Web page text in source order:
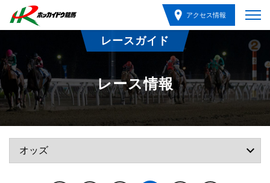
アクセス情報
レースガイド
レース情報